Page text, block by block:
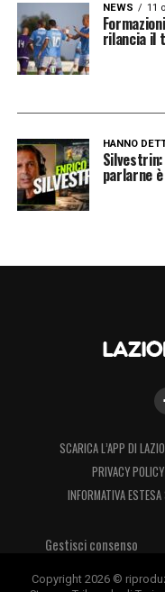
NEWS 11
rilancia il
HANNO
parlarne
SCARICA L’APP DI
PRIVACY
INFORMATIVA
Gestisci consenso
Copyright 2026 ©